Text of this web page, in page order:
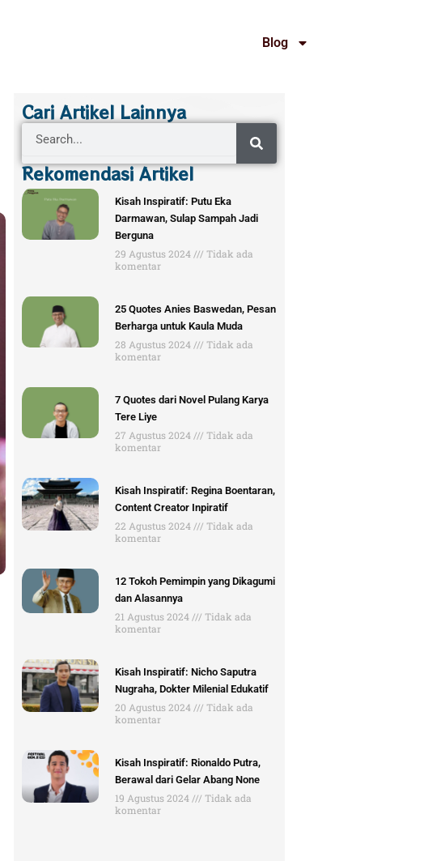
Blog
Cari Artikel Lainnya
Rekomendasi Artikel
Kisah Inspiratif: Putu Eka
Darmawan, Sulap Sampah Jadi
Berguna
29 Agustus 2024
Tidak ada
komentar
25 Quotes Anies Baswedan, Pesan
Berharga untuk Kaula Muda
28 Agustus 2024
Tidak ada
komentar
7 Quotes dari Novel Pulang Karya
Tere Liye
27 Agustus 2024
Tidak ada
komentar
Kisah Inspiratif: Regina Boentaran,
Content Creator Inpiratif
22 Agustus 2024
Tidak ada
komentar
12 Tokoh Pemimpin yang Dikagumi
dan Alasannya
21 Agustus 2024
Tidak ada
komentar
Kisah Inspiratif: Nicho Saputra
Nugraha, Dokter Milenial Edukatif
20 Agustus 2024
Tidak ada
komentar
Kisah Inspiratif: Rionaldo Putra,
Berawal dari Gelar Abang None
19 Agustus 2024
Tidak ada
komentar